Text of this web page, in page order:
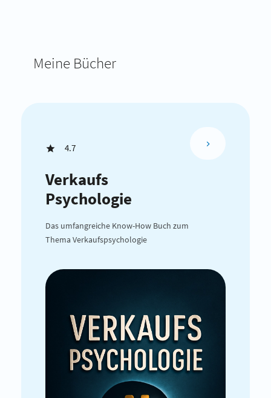
Meine Bücher
4.7
Verkaufs
Psychologie
Das umfangreiche Know-How Buch zum
Thema Verkaufspsychologie